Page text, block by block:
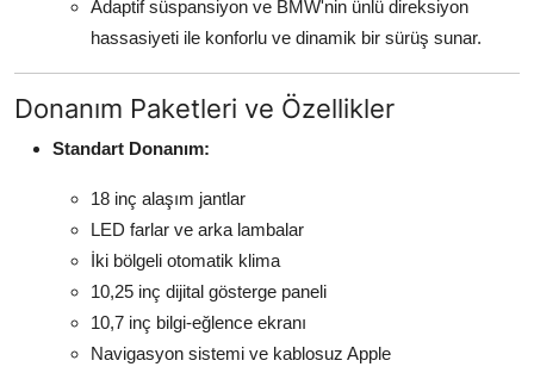
Adaptif süspansiyon ve BMW'nin ünlü direksiyon
hassasiyeti ile konforlu ve dinamik bir sürüş sunar.
Donanım Paketleri ve Özellikler
Standart Donanım:
18 inç alaşım jantlar
LED farlar ve arka lambalar
İki bölgeli otomatik klima
10,25 inç dijital gösterge paneli
10,7 inç bilgi-eğlence ekranı
Navigasyon sistemi ve kablosuz Apple